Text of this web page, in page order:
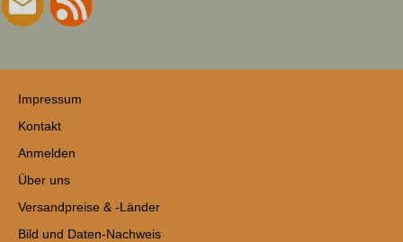
Impressum
Kontakt
Anmelden
Über uns
Versandpreise & -Länder
Bild und Daten-Nachweis